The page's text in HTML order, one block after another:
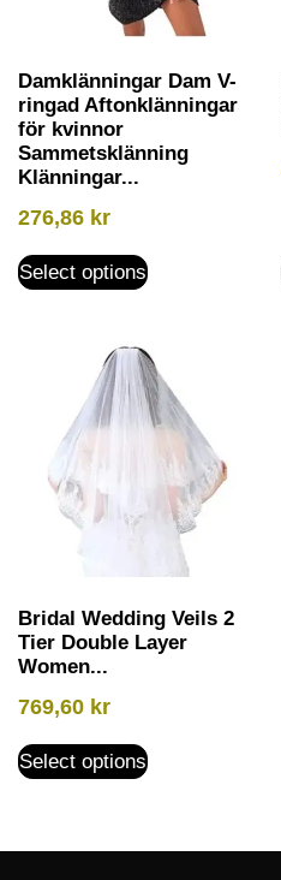
Damklänningar Dam V-
ringad Aftonklänningar
för kvinnor
Sammetsklänning
Klänningar...
276,86 kr
Select options
Bridal Wedding Veils 2
Tier Double Layer
Women...
769,60 kr
Select options